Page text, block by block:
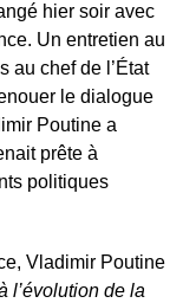
hier soir avec
Un entretien au
au chef de l’État
le dialogue
Poutine a
prête à
politiques
Vladimir Poutine
l’évolution de la